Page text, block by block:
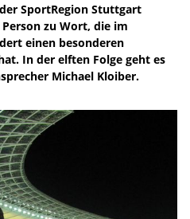
SportRegion Stuttgart
zu Wort, die im
einen besonderen
In der elften Folge geht es
Michael Kloiber.